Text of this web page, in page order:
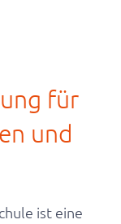
für
und
ist eine